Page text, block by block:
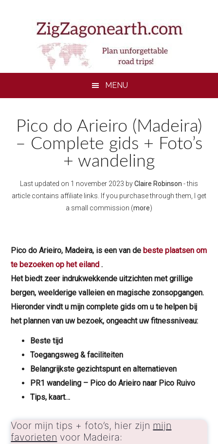
MENU
Pico do Arieiro (Madeira)
– Complete gids + Foto’s
+ wandeling
Last updated on 1 november 2023 byClaire Robinson - this
article contains affiliate links. If you purchase through them, I get
a small commission (more)
Pico do Arieiro, Madeira, is een van debeste plaatsen om
te bezoeken op het eiland .
Het biedt zeer indrukwekkende uitzichten met grillige
bergen, weelderige valleien en magische zonsopgangen.
Hieronder vindt u mijn complete gids om u te helpen bij
het plannen van uw bezoek, ongeacht uw fitnessniveau:
Beste tijd
Toegangsweg & faciliteiten
Belangrijkste gezichtspunt en alternatieven
PR1 wandeling – Pico do Arieiro naar Pico Ruivo
Tips, kaart…
Voor mijn tips + foto’s, hier zijn mijn
favorieten voor Madeira: